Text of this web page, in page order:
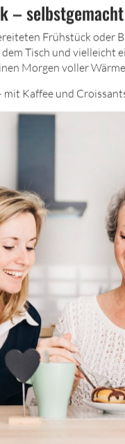
–
Frühstück oder
Tisch und vielleicht
Morgen voller
Kaffee und